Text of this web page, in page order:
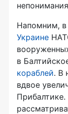
Напомним, в
Украине
в
кораблей. В
вдвое